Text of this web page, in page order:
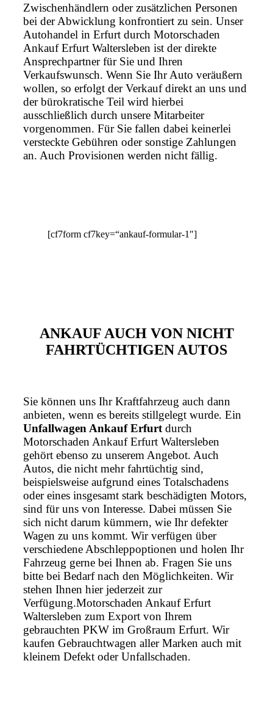
Zwischenhändlern oder zusätzlichen Personen
bei der Abwicklung konfrontiert zu sein. Unser
Autohandel in Erfurt durch Motorschaden
Ankauf Erfurt Waltersleben ist der direkte
Ansprechpartner für Sie und Ihren
Verkaufswunsch. Wenn Sie Ihr Auto veräußern
wollen, so erfolgt der Verkauf direkt an uns und
der bürokratische Teil wird hierbei
ausschließlich durch unsere Mitarbeiter
vorgenommen. Für Sie fallen dabei keinerlei
versteckte Gebühren oder sonstige Zahlungen
an. Auch Provisionen werden nicht fällig.
[cf7form cf7key=“ankauf-formular-1″]
ANKAUF AUCH VON NICHT
FAHRTÜCHTIGEN AUTOS
Sie können uns Ihr Kraftfahrzeug auch dann
anbieten, wenn es bereits stillgelegt wurde. Ein
Unfallwagen Ankauf Erfurt durch
Motorschaden Ankauf Erfurt Waltersleben
gehört ebenso zu unserem Angebot. Auch
Autos, die nicht mehr fahrtüchtig sind,
beispielsweise aufgrund eines Totalschadens
oder eines insgesamt stark beschädigten Motors,
sind für uns von Interesse. Dabei müssen Sie
sich nicht darum kümmern, wie Ihr defekter
Wagen zu uns kommt. Wir verfügen über
verschiedene Abschleppoptionen und holen Ihr
Fahrzeug gerne bei Ihnen ab. Fragen Sie uns
bitte bei Bedarf nach den Möglichkeiten. Wir
stehen Ihnen hier jederzeit zur
Verfügung.Motorschaden Ankauf Erfurt
Waltersleben zum Export von Ihrem
gebrauchten PKW im Großraum Erfurt. Wir
kaufen Gebrauchtwagen aller Marken auch mit
kleinem Defekt oder Unfallschaden.